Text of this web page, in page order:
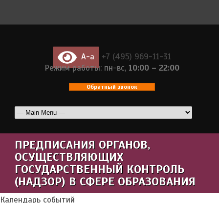
A-a
+7 (495) 969-11-31
Режим работы: пн-вс, 10:00 – 22:00
Обратный звонок
ПРЕДПИСАНИЯ ОРГАНОВ,
ОСУЩЕСТВЛЯЮЩИХ
ГОСУДАРСТВЕННЫЙ КОНТРОЛЬ
(НАДЗОР) В СФЕРЕ ОБРАЗОВАНИЯ
Календарь событий